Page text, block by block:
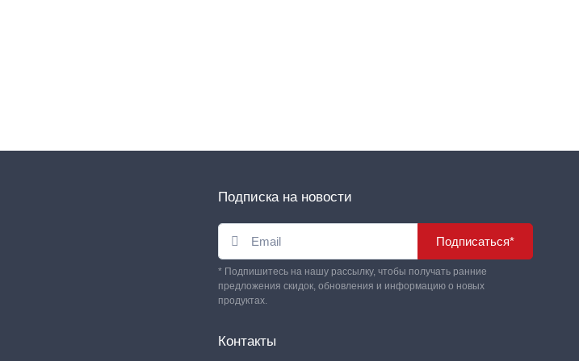
Подписка на новости
Подписаться*
* Подпишитесь на нашу рассылку, чтобы получать ранние
предложения скидок, обновления и информацию о новых
продуктах.
Контакты